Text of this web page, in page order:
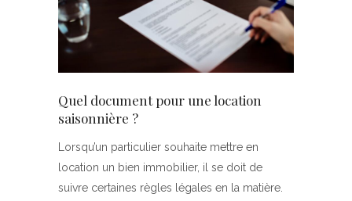
Quel document pour une location
saisonnière ?
Lorsqu’un particulier souhaite mettre en
location un bien immobilier, il se doit de
suivre certaines règles légales en la matière.